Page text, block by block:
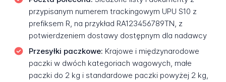
przypisanym numerem trackingowym UPU S10 z
prefiksem R, na przykład RA123456789TN, z
potwierdzeniem dostawy dostępnym dla nadawcy
Przesyłki paczkowe: Krajowe i międzynarodowe
paczki w dwóch kategoriach wagowych, małe
paczki do 2 kg i standardowe paczki powyżej 2 kg,